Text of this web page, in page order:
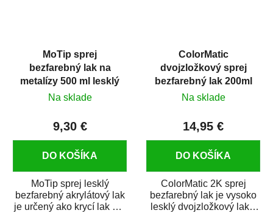
MoTip sprej
bezfarebný lak na
metalízy 500 ml lesklý
Na sklade
9,30 €
DO KOŠÍKA
MoTip sprej lesklý
bezfarebný akrylátový lak
je určený ako krycí lak pre
ColorMatic
dvojzložkový sprej
bezfarebný lak 200ml
Na sklade
14,95 €
DO KOŠÍKA
ColorMatic 2K sprej
bezfarebný lak je vysoko
lesklý dvojzložkový lak s